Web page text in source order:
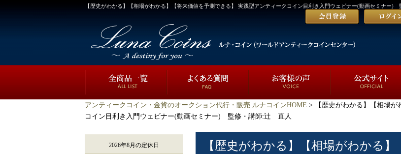
【歴史がわかる】【相場がわかる】【将来価値を予測できる】 実践型アンティークコイン目利き入門ウェビナー(動画セミナー
アンティークコイン・金貨のオークション代行・販売 ルナコインHOME > 【歴史がわかる】【相場が
コイン目利き入門ウェビナー(動画セミナー) 監修・講師:辻 直人
【歴史がわかる】【相場がわかる
2026年8月の定休日